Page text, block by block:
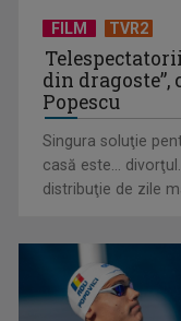
CM de fotbal:
FILM TVR2
din
Popescu
Singura soluţie
casă este...
distribuţie de zile